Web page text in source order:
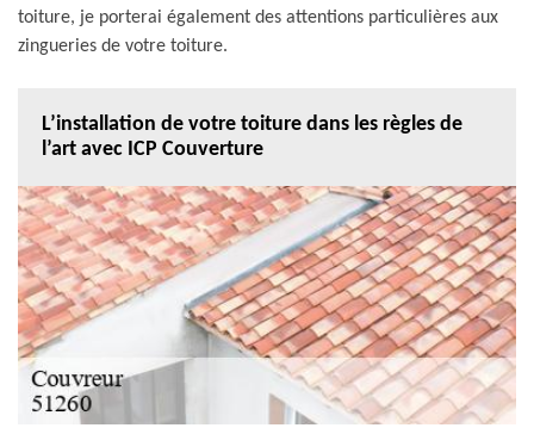
toiture, je porterai également des attentions particulières aux
zingueries de votre toiture.
L’installation de votre toiture dans les règles de
l’art avec ICP Couverture